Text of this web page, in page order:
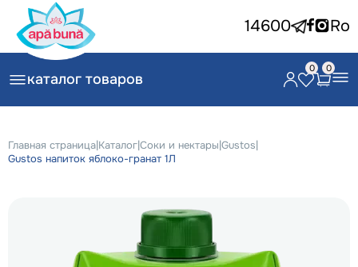
14600 Ro
каталог товаров
0 0
Главная страница|Каталог|Соки и нектары|Gustos|
Gustos напиток яблоко-гранат 1Л